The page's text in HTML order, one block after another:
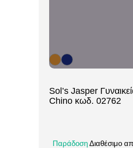
Sol’s Jasper
Chino κωδ. 02762
(02762) είναι η
ΠαράδοσηΔιαθέσιμο